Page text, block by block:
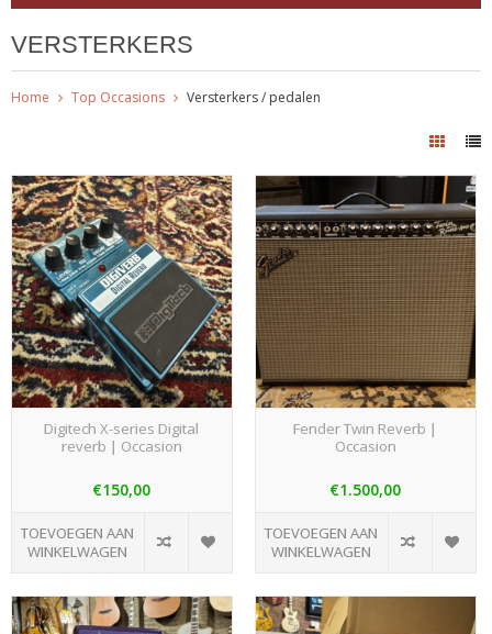
VERSTERKERS
Home Top Occasions Versterkers / pedalen
Digitech X-series Digital
reverb | Occasion
€150,00
TOEVOEGEN AAN
WINKELWAGEN
Fender Twin Reverb |
Occasion
€1.500,00
TOEVOEGEN AAN
WINKELWAGEN